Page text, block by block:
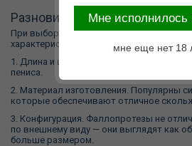
Разновидности
При выборе этой игрушки следует
характеристики:
1. Длина и ширина аксессуара,
пениса.
2. Материал изготовления. Популярны
которые обеспечивают отличное
3. Конфигурация. Фаллопротезы не
по внешнему виду — они выглядят как
больше размером.
Mне исполнилось
мне еще нет 18